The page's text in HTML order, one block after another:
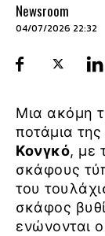
Newsroom
04/07/2026 22:32
Μια ακόμη
ποτάμια της
Κονγκό, με
σκάφους
του
σκάφος
ενώνονται